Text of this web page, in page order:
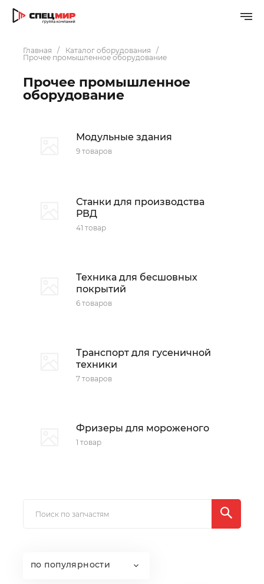
Главная
Каталог оборудования
Прочее промышленное оборудование
Прочее промышленное
оборудование
Модульные здания
9 товаров
Станки для производства
РВД
41 товар
Техника для бесшовных
покрытий
6 товаров
Транспорт для гусеничной
техники
7 товаров
Фризеры для мороженого
1 товар
по популярности